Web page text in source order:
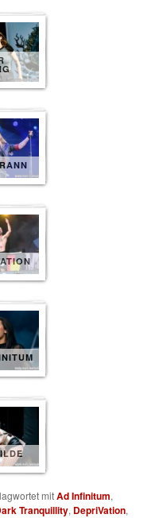
mitAd Infinitum,
Tranquillity, DepriVation,